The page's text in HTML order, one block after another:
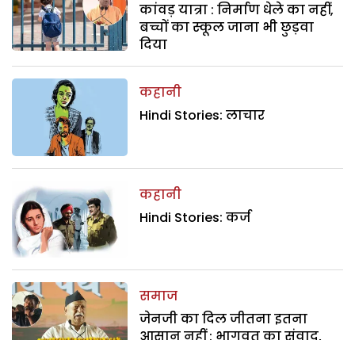
कांवड़ यात्रा : निर्माण धेले का नहीं,
बच्चों का स्कूल जाना भी छुड़वा
दिया
कहानी
Hindi Stories: लाचार
कहानी
Hindi Stories: कर्ज
समाज
जेनजी का दिल जीतना इतना